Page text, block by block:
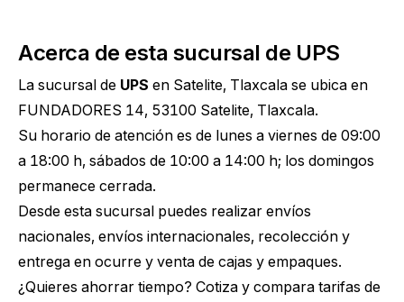
Acerca de esta sucursal de UPS
La sucursal de UPS en Satelite, Tlaxcala se ubica en
FUNDADORES 14, 53100 Satelite, Tlaxcala.
Su horario de atención es de lunes a viernes de 09:00
a 18:00 h, sábados de 10:00 a 14:00 h; los domingos
permanece cerrada.
Desde esta sucursal puedes realizar envíos
nacionales, envíos internacionales, recolección y
entrega en ocurre y venta de cajas y empaques.
¿Quieres ahorrar tiempo? Cotiza y compara tarifas de